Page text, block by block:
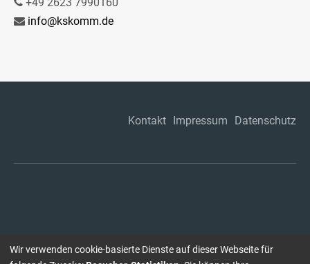
+49 2623 7990160
info@kskomm.de
Kontakt Impressum Datenschutz
Wir verwenden cookie-basierte Dienste auf dieser Webseite für